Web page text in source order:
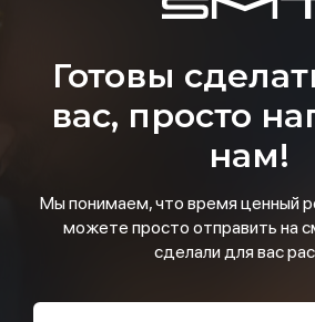
Готовы
вас, просто
нам!
Мы понимаем, что время ценный
можете просто отправить на
сделали для вас